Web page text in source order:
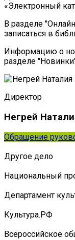
«Электронный
В разделе
записаться в
Информацию о
разделе
Директор
Негрей
Обращение
Другое дело
Национальный
Департамент
Культура.РФ
Всероссийское